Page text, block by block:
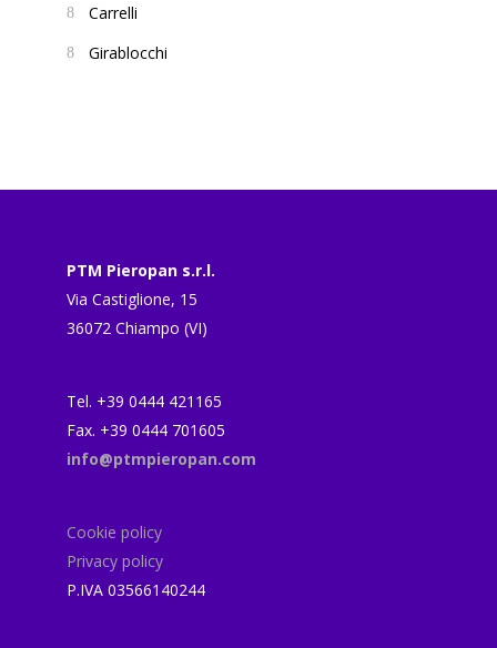
Carrelli
Girablocchi
PTM Pieropan s.r.l.
Via Castiglione, 15
36072 Chiampo (VI)
Tel. +39 0444 421165
Fax. +39 0444 701605
info@ptmpieropan.com
Cookie policy
Privacy policy
P.IVA 03566140244